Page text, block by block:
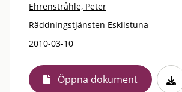
Ehrenstråhle, Peter
Räddningstjänsten Eskilstuna
2010-03-10
Öppna dokument